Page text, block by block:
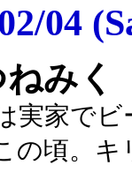
04
みく
実家で
の頃。